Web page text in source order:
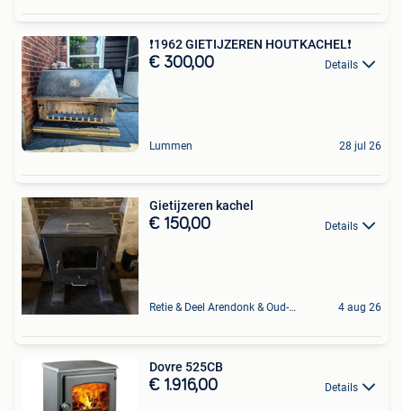
❗1962 GIETIJZEREN HOUTKACHEL❗
€ 300,00 Details
Lummen 28 jul 26
Gietijzeren kachel
€ 150,00 Details
Retie & Deel Arendonk & Oud-Turnhout 4 aug 26
Dovre 525CB
€ 1.916,00 Details